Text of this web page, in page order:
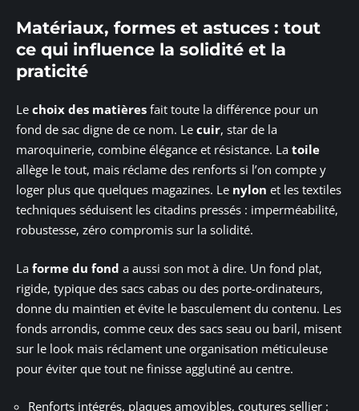
Matériaux, formes et astuces : tout
ce qui influence la solidité et la
praticité
Le choix des matières fait toute la différence pour un
fond de sac digne de ce nom. Le cuir, star de la
maroquinerie, combine élégance et résistance. La toile
allège le tout, mais réclame des renforts si l’on compte y
loger plus que quelques magazines. Le nylon et les textiles
techniques séduisent les citadins pressés : imperméabilité,
robustesse, zéro compromis sur la solidité.
La forme du fond a aussi son mot à dire. Un fond plat,
rigide, typique des sacs cabas ou des porte-ordinateurs,
donne du maintien et évite le basculement du contenu. Les
fonds arrondis, comme ceux des sacs seau ou baril, misent
sur le look mais réclament une organisation méticuleuse
pour éviter que tout ne finisse agglutiné au centre.
Renforts intégrés, plaques amovibles, coutures sellier :